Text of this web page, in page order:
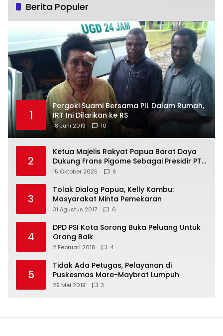
Berita Populer
1
Pergoki Suami Bersama PIL Dalam Rumah,
IRT Ini Dilarikan ke RS
18 Juni 2019 10
2
Ketua Majelis Rakyat Papua Barat Daya
Dukung Frans Pigome Sebagai Presidir PT
Freeport Indonesia
15 Oktober 2025 9
3
Tolak Dialog Papua, Kelly Kambu:
Masyarakat Minta Pemekaran
31 Agustus 2017 6
4
DPD PSI Kota Sorong Buka Peluang Untuk
Orang Baik
2 Februari 2018 4
5
Tidak Ada Petugas, Pelayanan di
Puskesmas Mare-Maybrat Lumpuh
29 Mei 2019 3